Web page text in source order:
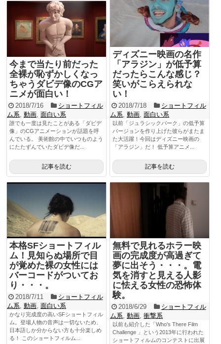
ディズニー映画の名作
「アラジン」が低予算
だったらこんな感じ？
笑いがこらえられな
い！
2018/7/18
ショートフィル
ム系 ,動画 ,面白い系
以前「ジュラシックパーク」の低予算
バージョンを作り上げた彼らがまたま
た大活躍！今回はディズニー映画の
「アラジン」だ！ 低予算アニメ...
記事を読む
今まで当たり前だった
全裸が恥ずかしくなっ
ちゃうダビデ像のCGア
ニメが面白い！
2018/7/16
ショートフィル
ム系 動画 面白い系
誰でも一度は見たことがある「ダビデ
像」のCGアニメーションが話題を呼
んでいる。 美術館の中でいつものよう
にたたずんでいたダビデ像だ...
記事を読む
本格SFショートフィル
ム！見知らぬ場所で目
が覚めた裸の女性には
バーコードがついてお
り・・・。
2018/7/11
ショートフィル
ム系, 動画, 面白い系
かなり完成度の高いSFショートフィル
ム。登場人物の音声は一切ないため、
日本語しか分からない方も十分楽しめ
る！ このショートフィルム...
無料で見れるホラー映
画の完成度が高過ぎて
夢に出そう・・・。電
気を消すと見える人影
に怯える女性の恐怖体
験。
2018/6/29
ショートフィル
ム系,動画,衝撃系
以前も紹介した「Who's There Film
Challenge 」という2013年に行われた
ショートフィルムのコンテストに出展